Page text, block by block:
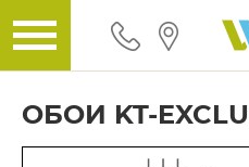
ОБОИ KT-